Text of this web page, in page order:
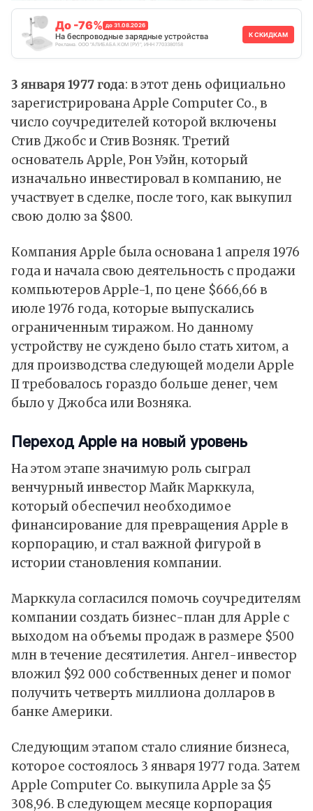
До -76% до 31.08.2026
На беспроводные зарядные устройства
Реклама. ООО "АЛИБАБА.КОМ (РУ)", ИНН 7703380158
К СКИДКАМ
3 января 1977 года: в этот день официально
зарегистрирована Apple Computer Co., в
число соучредителей которой включены
Стив Джобс и Стив Возняк. Третий
основатель Apple, Рон Уэйн, который
изначально инвестировал в компанию, не
участвует в сделке, после того, как выкупил
свою долю за $800.
Компания Apple была основана 1 апреля 1976
года и начала свою деятельность с продажи
компьютеров Apple-1, по цене $666,66 в
июле 1976 года, которые выпускались
ограниченным тиражом. Но данному
устройству не суждено было стать хитом, а
для производства следующей модели Apple
II требовалось гораздо больше денег, чем
было у Джобса или Возняка.
Переход Apple на новый уровень
На этом этапе значимую роль сыграл
венчурный инвестор Майк Марккула,
который обеспечил необходимое
финансирование для превращения Apple в
корпорацию, и стал важной фигурой в
истории становления компании.
Марккула согласился помочь соучредителям
компании создать бизнес-план для Apple с
выходом на объемы продаж в размере $500
млн в течение десятилетия. Ангел-инвестор
вложил $92 000 собственных денег и помог
получить четверть миллиона долларов в
банке Америки.
Следующим этапом стало слияние бизнеса,
которое состоялось 3 января 1977 года. Затем
Apple Computer Co. выкупила Apple за $5
308,96. В следующем месяце корпорация